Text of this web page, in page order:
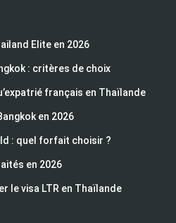
Elite en 2026
: critères de choix
français en Thaïlande
en 2026
: quel forfait choisir ?
en 2026
le visa LTR en Thaïlande